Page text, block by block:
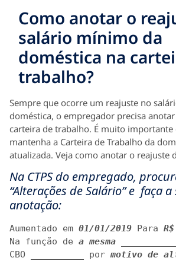
Como anotar o
salário mínimo da
doméstica na
trabalho?
Sempre que ocorre um reajuste no
doméstica, o empregador precisa
carteira de trabalho. É muito
mantenha a Carteira de Trabalho da
atualizada. Veja como anotar o reajuste
Na CTPS do empregado,
“Alterações de Salário” e faça
anotação:
Aumentado em 01/01/2019 Para
Na função de a mesma
CBO __________ por motivo de